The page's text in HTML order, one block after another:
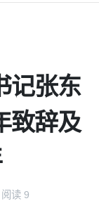
记张东
致辞及
阅读 9